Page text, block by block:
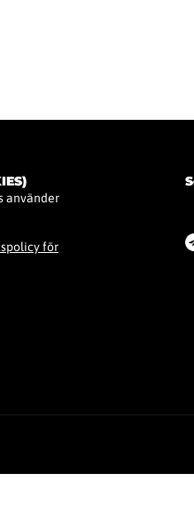
använder
för